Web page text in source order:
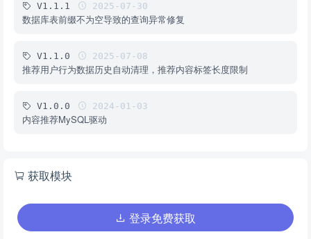
V1.1.1 2025-07-30
数据库表前缀不为空导致的查询异常修复
V1.1.0 2025-07-08
推荐用户行为数据历史自动清理，推荐内容标签长度限制
V1.0.0 2024-01-03
内容推荐MySQL驱动
获取模块
登录免费获取